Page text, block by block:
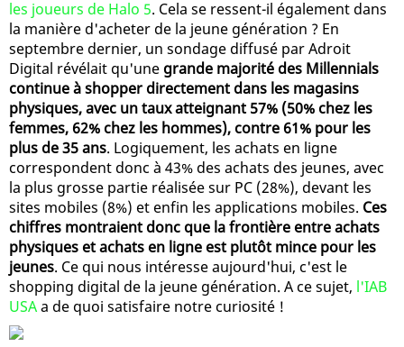
les joueurs de Halo 5. Cela se ressent-il également dans
la manière d'acheter de la jeune génération ? En
septembre dernier, un sondage diffusé par Adroit
Digital révélait qu'une grande majorité des Millennials
continue à shopper directement dans les magasins
physiques, avec un taux atteignant 57% (50% chez les
femmes, 62% chez les hommes), contre 61% pour les
plus de 35 ans. Logiquement, les achats en ligne
correspondent donc à 43% des achats des jeunes, avec
la plus grosse partie réalisée sur PC (28%), devant les
sites mobiles (8%) et enfin les applications mobiles. Ces
chiffres montraient donc que la frontière entre achats
physiques et achats en ligne est plutôt mince pour les
jeunes. Ce qui nous intéresse aujourd'hui, c'est le
shopping digital de la jeune génération. A ce sujet, l'IAB
USAa de quoi satisfaire notre curiosité !